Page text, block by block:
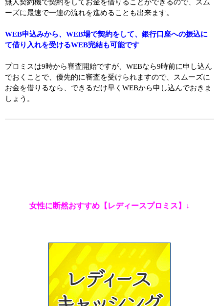
無人契約機で契約をしてお金を借りることができるので、スム
ーズに最速で一連の流れを進めることも出来ます。
WEB申込みから、WEB場で契約をして、銀行口座への振込に
て借り入れを受けるWEB完結も可能です
プロミスは9時から審査開始ですが、WEBなら9時前に申し込ん
でおくことで、優先的に審査を受けられますので、スムーズに
お金を借りるなら、できるだけ早くWEBから申し込んでおきま
しょう。
女性に断然おすすめ【レディースプロミス】↓